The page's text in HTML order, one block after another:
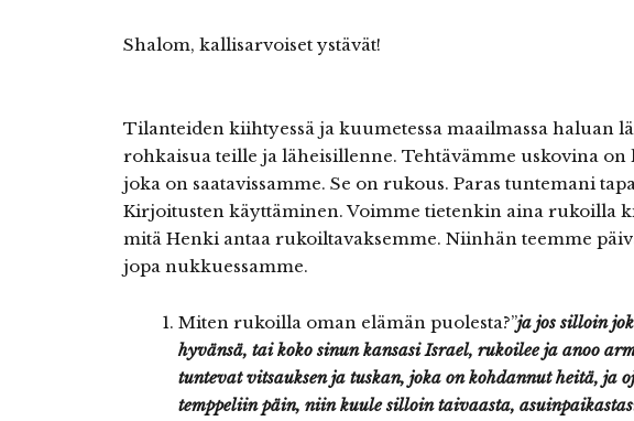
Shalom, kallisarvoiset ystävät!
Tilanteiden kiihtyessä ja kuumetessa maailmassa haluan
rohkaisua teille ja läheisillenne. Tehtävämme uskovina on
joka on saatavissamme. Se on rukous. Paras tuntemani
Kirjoitusten käyttäminen. Voimme tietenkin aina rukoilla
mitä Henki antaa rukoiltavaksemme. Niinhän teemme
jopa nukkuessamme.
Miten rukoilla oman elämän puolesta?”ja jos silloin
hyvänsä, tai koko sinun kansasi Israel, rukoilee ja anoo
tuntevat vitsauksen ja tuskan, joka on kohdannut heitä, ja
temppeliin päin, niin kuule silloin taivaasta,